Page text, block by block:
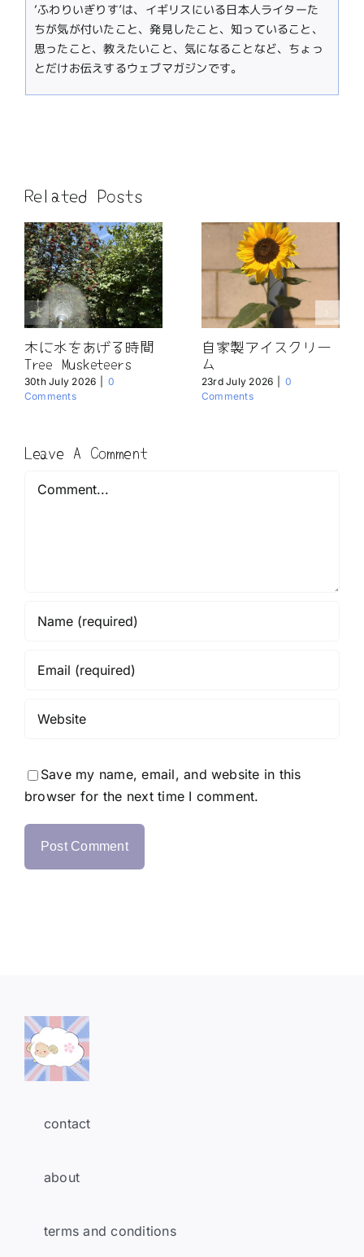
‘ふわりいぎりす’は、イギリスにいる日本人ライターた
ちが気が付いたこと、発見したこと、知っていること、
思ったこと、教えたいこと、気になることなど、ちょっ
とだけお伝えするウェブマガジンです。
Related Posts
木に水をあげる時間
Tree Musketeers
30th July 2026
0
Comments
自家製アイスクリー
ム
23rd July 2026
0
Comments
Leave A Comment
Save my name, email, and website in this
browser for the next time I comment.
contact
about
terms and conditions